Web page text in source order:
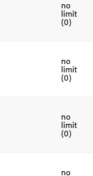
no
limit
(0)
no
limit
(0)
no
limit
(0)
no